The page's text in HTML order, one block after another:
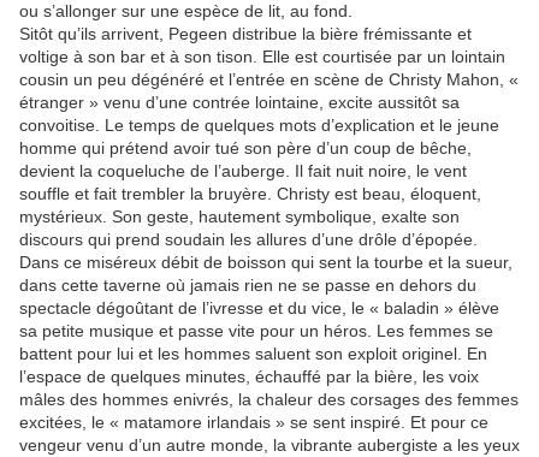
ou s’allonger sur une espèce de lit, au fond.
Sitôt qu’ils arrivent, Pegeen distribue la bière frémissante et
voltige à son bar et à son tison. Elle est courtisée par un lointain
cousin un peu dégénéré et l’entrée en scène de Christy Mahon, «
étranger » venu d’une contrée lointaine, excite aussitôt sa
convoitise. Le temps de quelques mots d’explication et le jeune
homme qui prétend avoir tué son père d’un coup de bêche,
devient la coqueluche de l’auberge. Il fait nuit noire, le vent
souffle et fait trembler la bruyère. Christy est beau, éloquent,
mystérieux. Son geste, hautement symbolique, exalte son
discours qui prend soudain les allures d’une drôle d’épopée.
Dans ce miséreux débit de boisson qui sent la tourbe et la sueur,
dans cette taverne où jamais rien ne se passe en dehors du
spectacle dégoûtant de l’ivresse et du vice, le « baladin » élève
sa petite musique et passe vite pour un héros. Les femmes se
battent pour lui et les hommes saluent son exploit originel. En
l’espace de quelques minutes, échauffé par la bière, les voix
mâles des hommes enivrés, la chaleur des corsages des femmes
excitées, le « matamore irlandais » se sent inspiré. Et pour ce
vengeur venu d’un autre monde, la vibrante aubergiste a les yeux